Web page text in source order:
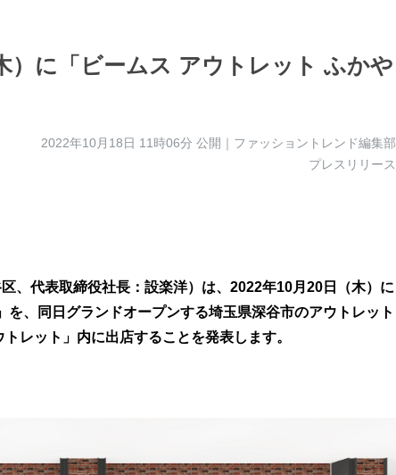
）に「ビームス アウトレット ふかや
2022年10月18日 11時06分 公開｜ファッショントレンド編集部
プレスリリース
、代表取締役社長：設楽洋）は、2022年10月20日（木）に
を、同日グランドオープンする埼玉県深谷市のアウトレット
レット」内に出店することを発表します。